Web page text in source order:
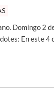
Domingo 2
En este 4